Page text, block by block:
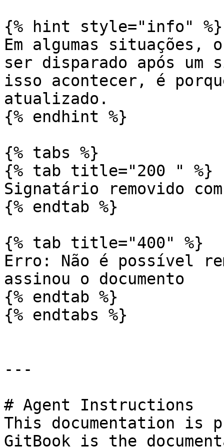
{% hint style="info" %}
Em algumas situações,
ser disparado após
isso acontecer, é
atualizado.
{% endhint %}
{% tabs %}
{% tab title="200 " %}
Signatário removido
{% endtab %}
{% tab title="400" %}
Erro: Não é possível
assinou o documento
{% endtab %}
{% endtabs %}
---
# Agent Instructions
This documentation is
GitBook is the